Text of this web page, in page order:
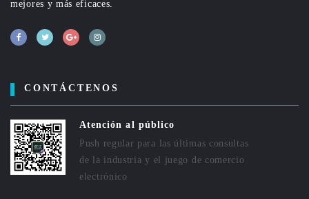
mejores y más eficaces.
CONTÁCTENOS
Atención al público
Push regular para las últimas consultas
de la industria y el juego de comercio
electrónico